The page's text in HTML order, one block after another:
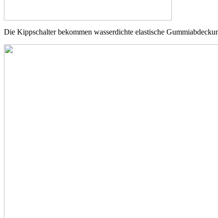
Die Kippschalter bekommen wasserdichte elastische